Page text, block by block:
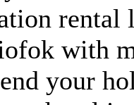
rental
with
your